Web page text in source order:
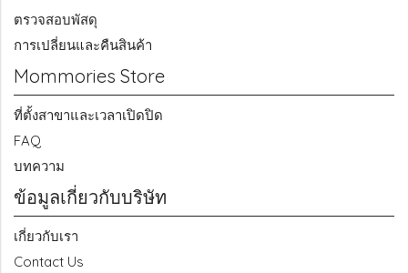
ตรวจสอบพัสดุ
การเปลี่ยนและคืนสินค้า
Mommories Store
ที่ตั้งสาขาและเวลาเปิดปิด
FAQ
บทความ
ข้อมูลเกี่ยวกับบริษัท
เกี่ยวกับเรา
Contact Us